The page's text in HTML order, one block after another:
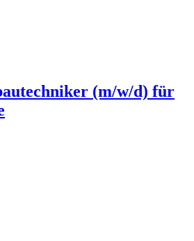
(m/w/d) für